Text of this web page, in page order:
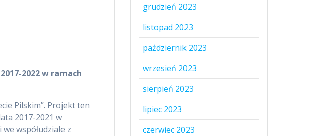
2022 w ramach
Pilskim”. Projekt ten
2017-2021 w
współudziale z
grudzień 2023
listopad 2023
październik 2023
wrzesień 2023
sierpień 2023
lipiec 2023
czerwiec 2023